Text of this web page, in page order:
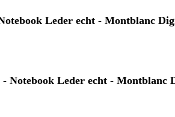
Leder echt - Montblanc
Notebook Leder echt - Montblanc